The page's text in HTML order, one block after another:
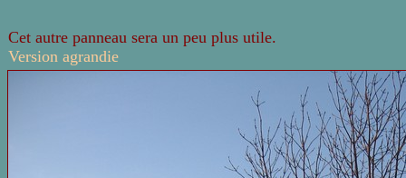
Cet autre panneau sera un peu plus utile.
Version agrandie